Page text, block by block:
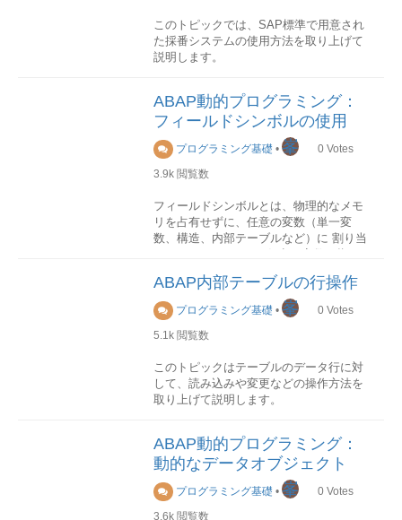
ソート
内部テーブルのソートはSORT命令を使
用します。
SORT itab [ASCENDING|DESCENDING]
[AS text] [STABLE].
属性取得
DESCRIBE TABLE命令を使用して、件数
などの内部テーブルの各属性を取得する
DESCRIBE TABLE
構文：DESCRIBE TABLE itab [LINES
タ：LINES
内部テーブルのレコード件数を取得しま
す。パラメータ：OCCURS
内部テーブルの初期サイズを取得しま
す。パラメータ：KIND
内部テーブルのアクセス方法は以下三つ
の種類から指定できます。
標準テーブルは内部的な線型索引を持ち
索引を使用して個別のテーブルエントリ
をアドレス指定する予定がある場合に
は、これが最適なデータ型です。ソート
テーブル
れ、保存されます。ソートテーブルも内
部索引を持ちます。
バイナリ検索が求められる場合には、こ
ハッシュテーブルは線型索引を持ちませ
ん。キーを使用した場合にのみハッシュ
テーブルにアクセスすることができま
す。
れが最適なデータ型です。分類
テーブルデータ型は以下の階層図で示さ
れたように、内部テーブルのアクセス方
(source:SAP Help Portal)
完全指定のテーブルデータ型
内部テーブルのアクセス方法が明示され
メンテナンス トランザクション利用
バリアント変数のメンテナンスは、トラ
ンザクションSTVARVとSTVARVCを使
STVARV
クライアント000用STVARVC
現在のクライアント用プログラム利用
以下はバリアント変数をABAPプログラ
ムで動的に変更して使用する方法です。
* バリアント変数テーブルを更新
UPDATE TVARVC SET LOW =
WK_FROM HIGH = WK_TO WHERE
AND TYPE = 'S'. "タイプ S:SELECT
OPTIONS、P:パラメータ
DESCRIBE FIELD obj TYPE typ.
obj
データ型を取得したいデータオブジェク
どを使用することができます。typ
取得したデータ型が格納されるデータオ
ブジェクト。データ型
データ型は1 桁のIDで識別され、IDでは
大文字と小文字が区別されます。
IDデータ型b基本タイプB:1バイト整数(内
部用)C基本タイプC:固定長テキスト項目
D基本タイプD:日付項目F基本タイプF:浮
動小数点数g基本タイプSTRING:可変長文
字順序h内部テーブルi基本タイプI:整数lデ
目P基本タイプP:パック数値rオブジェク
ト参照s基本タイプS:2バイト整数(内部
用)T基本タイプT:時刻項目uフラット構造
vディープ構造X基本タイプX:16進数y基
本タイプXSTRING:可変長バイト順序サ
ンプルソース
PARSE_STRING_TO_STRUC USING
U_STR TYPE STRING CHANGING
C_STRUC. CONSTANTS:
CONST_TAB TYPE STRING VALUE
DATA: VL_STRINGS TYPE
STRING_TABLE, VL_STR TYPE
STRING, VL_DATE TYPE D, VL_TYPE
このトピックでは、SAP標準で用意され
た採番システムの使用方法を取り上げて
説明します。
採番処理のために共通的な仕組みを提供
します。
格納テーブルNRIV
番号範囲間隔
番号範囲オブジェクト
下記の汎用モジュールを使用できます。
NUMBER_GET_NEXT 採番
NUMBER_GET_INFO 情報取得
ABAP動的プログラミング：
フィールドシンボルの使用
プログラミング基礎 • 峯 0 Votes
3.9k 閲覧数
フィールドシンボルとは、物理的なメモ
リを占有せずに、任意の変数（単一変
数、構造、内部テーブルなど）に 割り当
てる(Assign)ことで、任意の変数を指し
ンタのようなものです。
宣言
フィールドシンボルを宣言するには、以
FIELD-SYMBOLS <FS> [< データ型
>|STRUCTURE <s> DEFAULT <wa>].
タイプ指定しない場合は、TYPE ANYで
宣言することができます。
FIELD-SYMBOLS <FS1> TYPE ANY.
FIELD-SYMBOLS <FS2> TYPE ANY
ABAP内部テーブルの行操作
プログラミング基礎 • 峯 0 Votes
5.1k 閲覧数
このトピックはテーブルのデータ行に対
して、読み込みや変更などの操作方法を
取り上げて説明します。
内部テーブルから単一行を読み込みする
には、以下の命令を使用します。
READ TABLE itab search-key search-
result.検索キーを指定
ABAP動的プログラミング：
動的なデータオブジェクト
プログラミング基礎 • 峯 0 Votes
3.6k 閲覧数